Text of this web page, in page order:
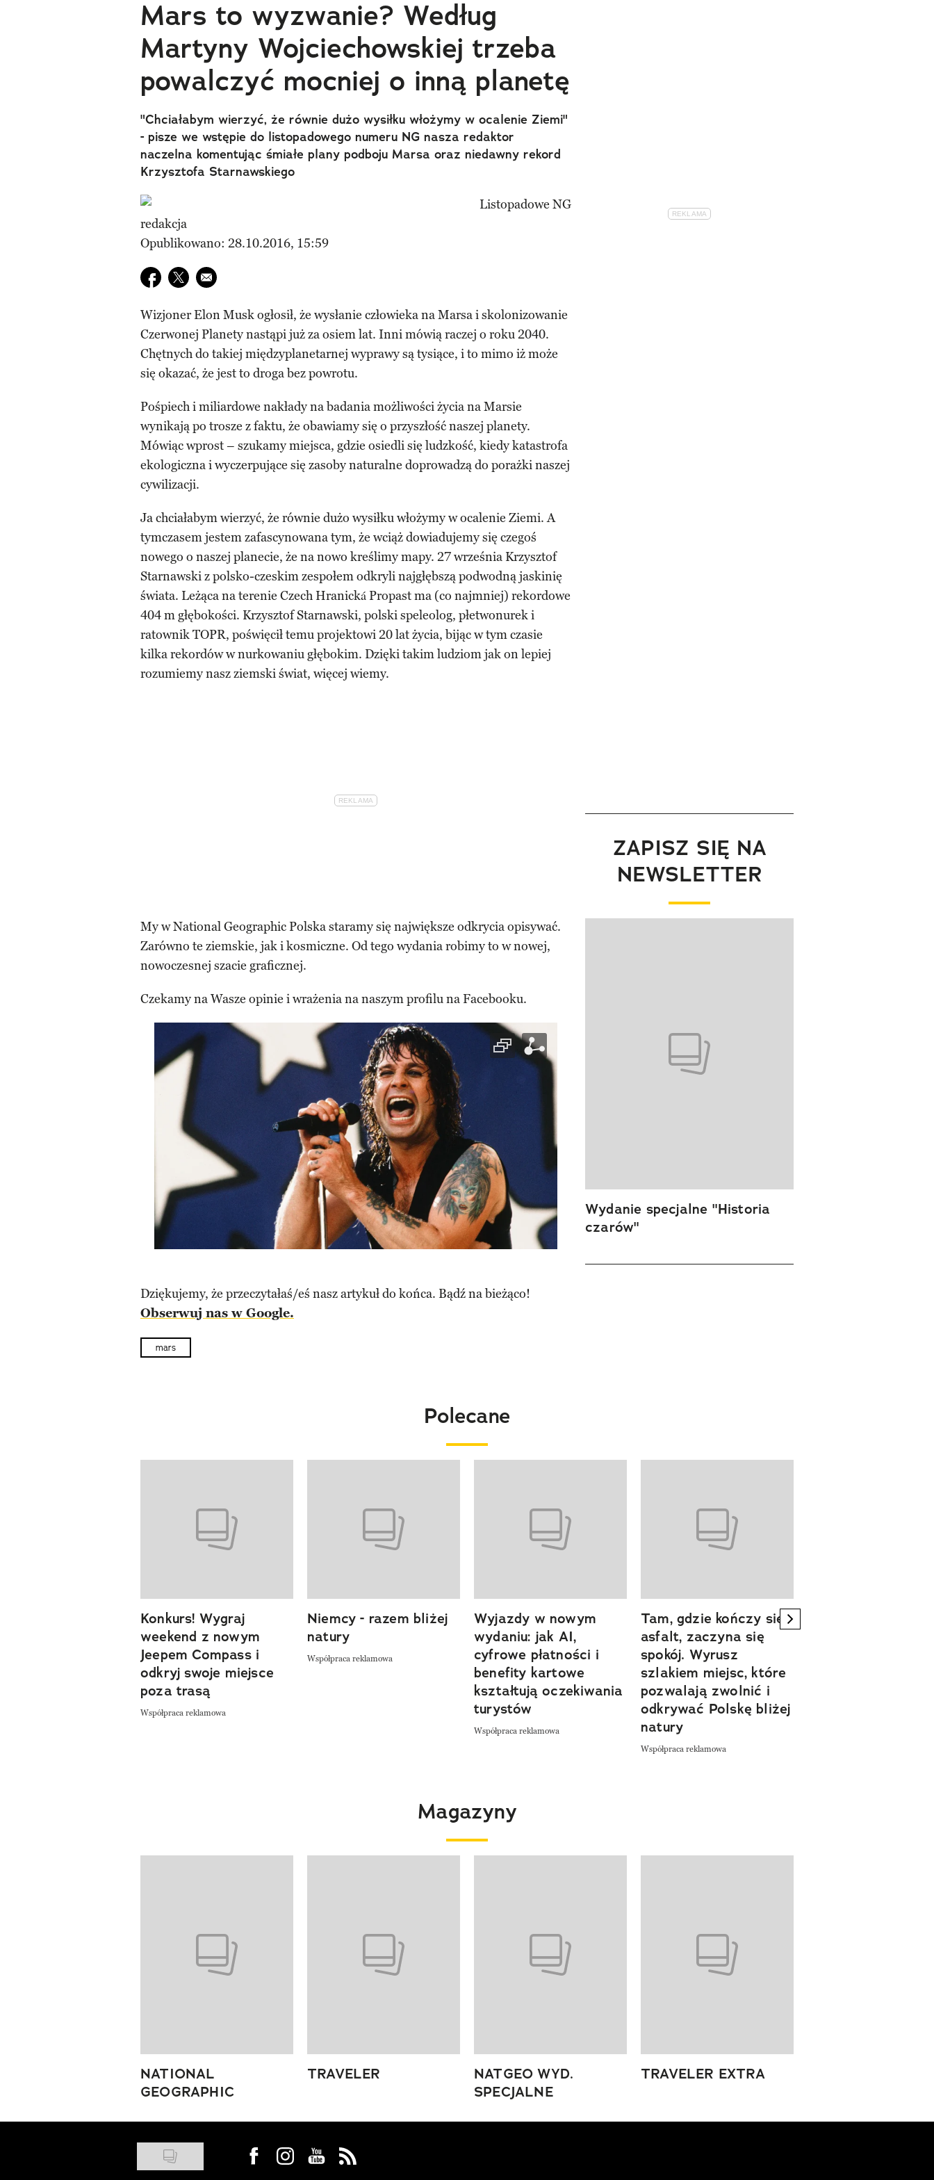
Mars to wyzwanie? Według
Martyny Wojciechowskiej trzeba
powalczyć mocniej o inną planetę
"Chciałabym wierzyć, że równie dużo wysiłku włożymy w ocalenie Ziemi"
- pisze we wstępie do listopadowego numeru NG nasza redaktor
naczelna komentując śmiałe plany podboju Marsa oraz niedawny rekord
Krzysztofa Starnawskiego
redakcja
Opublikowano: 28.10.2016, 15:59
Udostępnij na facebook
Udostępnij na twitter
E-mail do przyjaciela
Wizjoner Elon Musk ogłosił, że wysłanie człowieka na Marsa i skolonizowanie
Czerwonej Planety nastąpi już za osiem lat. Inni mówią raczej o roku 2040.
Chętnych do takiej międzyplanetarnej wyprawy są tysiące, i to mimo iż może
się okazać, że jest to droga bez powrotu.
Pośpiech i miliardowe nakłady na badania możliwości życia na Marsie
wynikają po trosze z faktu, że obawiamy się o przyszłość naszej planety.
Mówiąc wprost – szukamy miejsca, gdzie osiedli się ludzkość, kiedy katastrofa
ekologiczna i wyczerpujące się zasoby naturalne doprowadzą do porażki naszej
cywilizacji.
Ja chciałabym wierzyć, że równie dużo wysiłku włożymy w ocalenie Ziemi. A
tymczasem jestem zafascynowana tym, że wciąż dowiadujemy się czegoś
nowego o naszej planecie, że na nowo kreślimy mapy. 27 września Krzysztof
Starnawski z polsko-czeskim zespołem odkryli najgłębszą podwodną jaskinię
świata. Leżąca na terenie Czech Hranická Propast ma (co najmniej) rekordowe
404 m głębokości. Krzysztof Starnawski, polski speleolog, płetwonurek i
ratownik TOPR, poświęcił temu projektowi 20 lat życia, bijąc w tym czasie
kilka rekordów w nurkowaniu głębokim. Dzięki takim ludziom jak on lepiej
rozumiemy nasz ziemski świat, więcej wiemy.
My w National Geographic Polska staramy się największe odkrycia opisywać.
Zarówno te ziemskie, jak i kosmiczne. Od tego wydania robimy to w nowej,
nowoczesnej szacie graficznej.
Czekamy na Wasze opinie i wrażenia na naszym profilu na Facebooku.
Dziękujemy, że przeczytałaś/eś nasz artykuł do końca. Bądź na bieżąco!
Obserwuj nas w Google.
mars
ZAPISZ SIĘ NA
NEWSLETTER
Wydanie specjalne "Historia
czarów"
Polecane
previous element
Konkurs! Wygraj
weekend z nowym
Jeepem Compass i
odkryj swoje miejsce
poza trasą
Współpraca reklamowa
Niemcy - razem bliżej
natury
Współpraca reklamowa
Wyjazdy w nowym
wydaniu: jak AI,
cyfrowe płatności i
benefity kartowe
kształtują oczekiwania
turystów
Współpraca reklamowa
Tam, gdzie kończy się
asfalt, zaczyna się
spokój. Wyrusz
szlakiem miejsc, które
pozwalają zwolnić i
odkrywać Polskę bliżej
natury
Współpraca reklamowa
next element
Magazyny
NATIONAL
GEOGRAPHIC
TRAVELER
NATGEO WYD.
SPECJALNE
TRAVELER EXTRA
Visit us on Facebook
Visit us on Instagram
Visit us on Youtube
Visit us on Rss